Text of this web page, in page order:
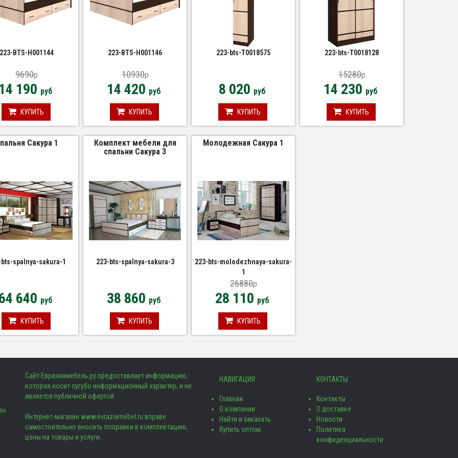
223-BTS-Н001144
9690p
190 руб
КУПИТЬ
223-BTS-Н001146
10930p
14 420 руб
КУПИТЬ
223-bts-Т0018575
8 020 руб
КУПИТЬ
223-bts-Т0018128
15280p
14 230 руб
КУПИТЬ
Сакура 1
spalnya-sakura-1
640 руб
КУПИТЬ
Комплект мебели для
спальни Сакура 3
223-bts-spalnya-sakura-3
38 860 руб
КУПИТЬ
Молодежная Сакура 1
223-bts-molodezhnaya-sakura-
1
26880p
28 110 руб
КУПИТЬ
Сайт Евразиямебель.ру предоставляет информацию,
которая носит сугубо информационный характер, и не
является публичной офертой.
Интернет-магазин www.evraziamebel.ru вправе
самостоятельно вносить поправки в комплектацию,
цены на товары и услуги.
НАВИГАЦИЯ
Главная
О компании
Найти и заказать
Купить оптом
КОНТАКТЫ
Контакты
О доставке
Новости
Политика
конфиденциальности